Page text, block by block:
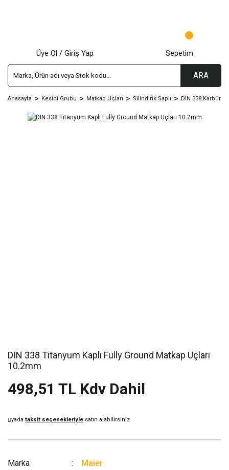
ARA
Üye Ol / Giriş Yap Sepetim
Anasayfa Kesici Grubu Matkap Uçları Silindirik Saplı DIN 338 Karbür -
DIN 338 Titanyum Kaplı Fully Ground Matkap Uçları
10.2mm
498,51 TL Kdv Dahil
yada taksit seçenekleriyle satın alabilirsiniz
Marka
Maier